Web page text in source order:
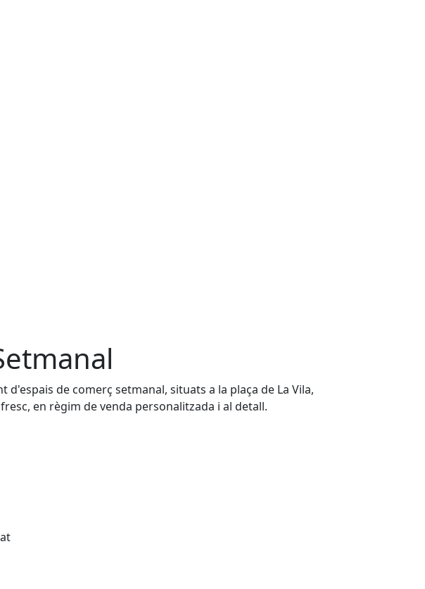
de comerç setmanal, situats a la plaça de La Vila,
en règim de venda personalitzada i al detall.